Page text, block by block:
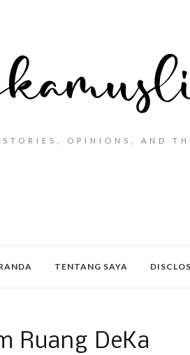
STORIES, OPINIONS, AND
TENTANG SAYA
Ruang DeKa